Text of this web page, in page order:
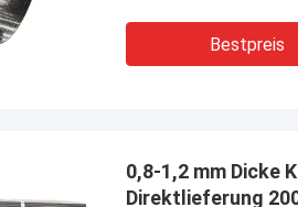
Bestpreis
0,8-1,2 mm
Direktlieferung